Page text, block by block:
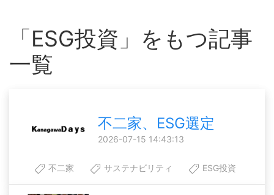
「ESG投資」をもつ記事
一覧
不二家、ESG選定
2026-07-15 14:43:13
不二家 サステナビリティ ESG投資